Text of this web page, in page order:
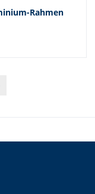
Rahmen